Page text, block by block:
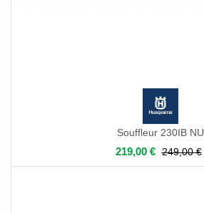
Souffleur 230IB NU
219,00 € 249,00 €